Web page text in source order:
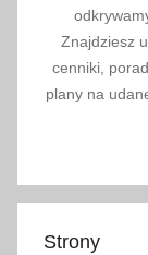
Znajdziesz
cenniki,
plany na
Strony